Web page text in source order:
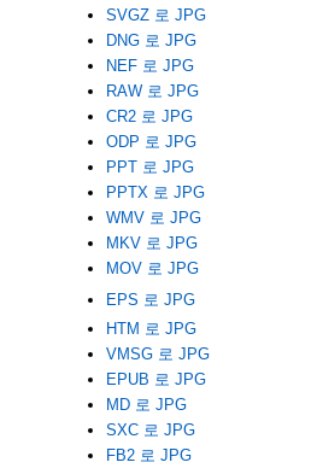
SVGZ 로 JPG
DNG 로 JPG
NEF 로 JPG
RAW 로 JPG
CR2 로 JPG
ODP 로 JPG
PPT 로 JPG
PPTX 로 JPG
WMV 로 JPG
MKV 로 JPG
MOV 로 JPG
EPS 로 JPG
HTM 로 JPG
VMSG 로 JPG
EPUB 로 JPG
MD 로 JPG
SXC 로 JPG
FB2 로 JPG